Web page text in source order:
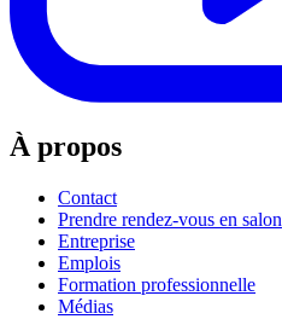
À propos
Contact
Prendre rendez-vous en salon
Entreprise
Emplois
Formation professionnelle
Médias